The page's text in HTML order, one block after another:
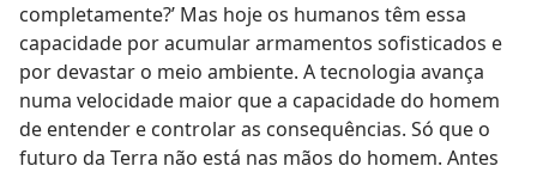
completamente?’ Mas hoje os humanos têm essa
capacidade por acumular armamentos sofisticados e
por devastar o meio ambiente. A tecnologia avança
numa velocidade maior que a capacidade do homem
de entender e controlar as consequências. Só que o
futuro da Terra não está nas mãos do homem. Antes